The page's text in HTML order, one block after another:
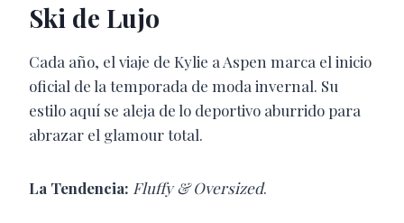
Ski de Lujo
Cada año, el viaje de Kylie a Aspen marca el inicio
oficial de la temporada de moda invernal. Su
estilo aquí se aleja de lo deportivo aburrido para
abrazar el glamour total.
La Tendencia: Fluffy & Oversized.